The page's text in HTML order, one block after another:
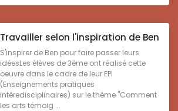
Travailler selon l'inspiration de Ben
S'inspirer de Ben pour faire passer leurs
idéesLes élèves de 3ème ont réalisé cette
oeuvre dans le cadre de leur EPI
(Enseignements pratiques
intéredisciplinaires) sur le thème "Comment
les arts témoig ...